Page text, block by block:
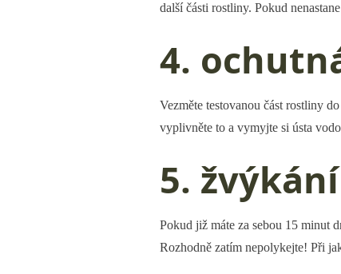
další části rostliny. Pokud
4.
Vezměte testovanou část rostliny
vyplivněte to a vymyjte si ústa
5. žvýkání
Pokud již máte za sebou 15 minut
Rozhodně zatím nepolykejte! Při